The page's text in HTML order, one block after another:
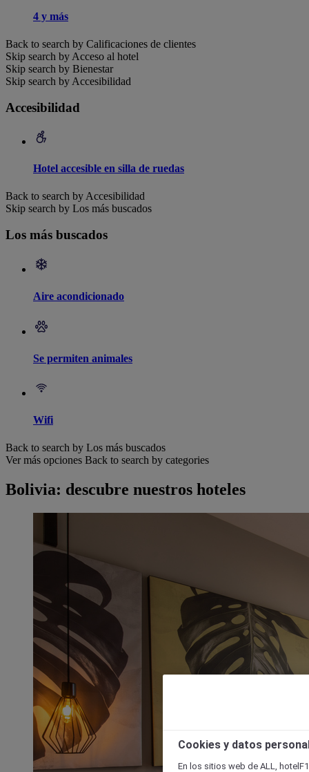
4 y más
Back to search by Calificaciones de clientes
Skip search by Acceso al hotel
Skip search by Bienestar
Skip search by Accesibilidad
Accesibilidad
Hotel accesible en silla de ruedas
Back to search by Accesibilidad
Skip search by Los más buscados
Los más buscados
Aire acondicionado
Se permiten animales
Wifi
Back to search by Los más buscados
Ver más opciones Back to search by categories
Bolivia: descubre nuestros hoteles
Cookies y datos
En los sitios web de ALL,